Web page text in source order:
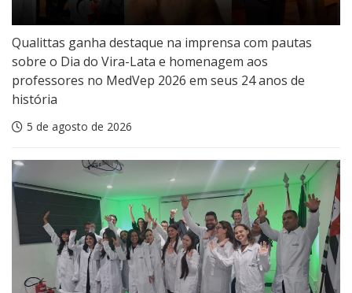
Qualittas ganha destaque na imprensa com pautas
sobre o Dia do Vira-Lata e homenagem aos
professores no MedVep 2026 em seus 24 anos de
história
5 de agosto de 2026